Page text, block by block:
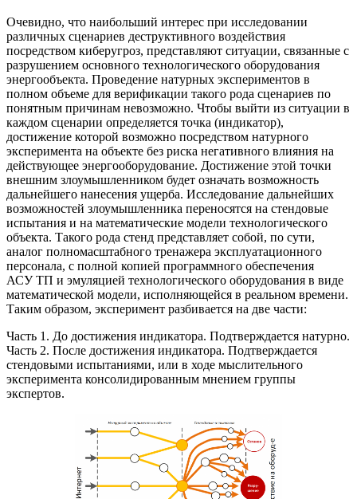
Очевидно, что наибольший интерес при исследовании
различных сценариев деструктивного воздействия
посредством киберугроз, представляют ситуации, связанные с
разрушением основного технологического оборудования
энергообъекта. Проведение натурных экспериментов в
полном объеме для верификации такого рода сценариев по
понятным причинам невозможно. Чтобы выйти из ситуации в
каждом сценарии определяется точка (индикатор),
достижение которой возможно посредством натурного
эксперимента на объекте без риска негативного влияния на
действующее энергооборудование. Достижение этой точки
внешним злоумышленником будет означать возможность
дальнейшего нанесения ущерба. Исследование дальнейших
возможностей злоумышленника переносятся на стендовые
испытания и на математические модели технологического
объекта. Такого рода стенд представляет собой, по сути,
аналог полномасштабного тренажера эксплуатационного
персонала, с полной копией программного обеспечения
АСУ ТП и эмуляцией технологического оборудования в виде
математической модели, исполняющейся в реальном времени.
Таким образом, эксперимент разбивается на две части:
Часть 1. До достижения индикатора. Подтверждается натурно.
Часть 2. После достижения индикатора. Подтверждается
стендовыми испытаниями, или в ходе мыслительного
эксперимента консолидированным мнением группы
экспертов.